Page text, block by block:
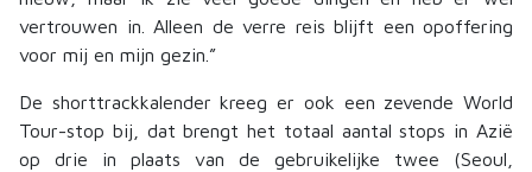
vertrouwen in. Alleen de verre reis blijft een opoffering
voor mij en mijn gezin.”
De shorttrackkalender kreeg er ook een zevende World
Tour-stop bij, dat brengt het totaal aantal stops in Azië
op drie in plaats van de gebruikelijke twee (Seoul,